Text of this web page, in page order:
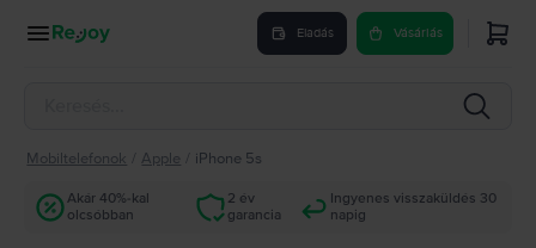
Eladás Vásárlás
Mobiltelefonok Apple iPhone 5s
Akár 40%-kal
olcsóbban
2 év
garancia
Ingyenes visszaküldés 30
napig